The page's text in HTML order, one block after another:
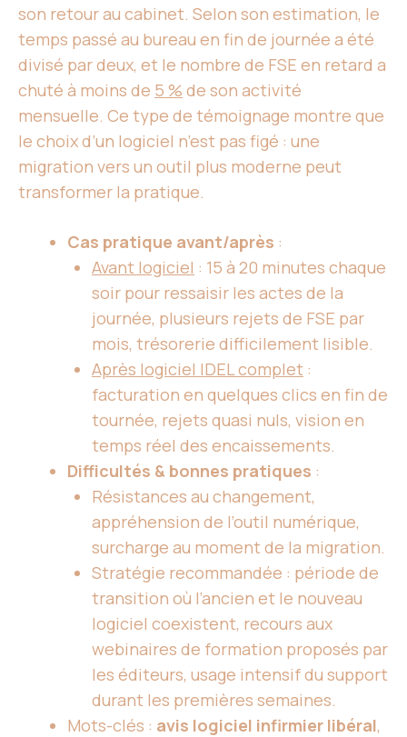
son retour au cabinet. Selon son estimation, le
temps passé au bureau en fin de journée a été
divisé par deux, et le nombre de FSE en retard a
chuté à moins de 5 % de son activité
mensuelle. Ce type de témoignage montre que
le choix d’un logiciel n’est pas figé : une
migration vers un outil plus moderne peut
transformer la pratique.
Cas pratique avant/après :
Avant logiciel : 15 à 20 minutes chaque
soir pour ressaisir les actes de la
journée, plusieurs rejets de FSE par
mois, trésorerie difficilement lisible.
Après logiciel IDEL complet :
facturation en quelques clics en fin de
tournée, rejets quasi nuls, vision en
temps réel des encaissements.
Difficultés & bonnes pratiques :
Résistances au changement,
appréhension de l’outil numérique,
surcharge au moment de la migration.
Stratégie recommandée : période de
transition où l’ancien et le nouveau
logiciel coexistent, recours aux
webinaires de formation proposés par
les éditeurs, usage intensif du support
durant les premières semaines.
Mots-clés : avis logiciel infirmier libéral,